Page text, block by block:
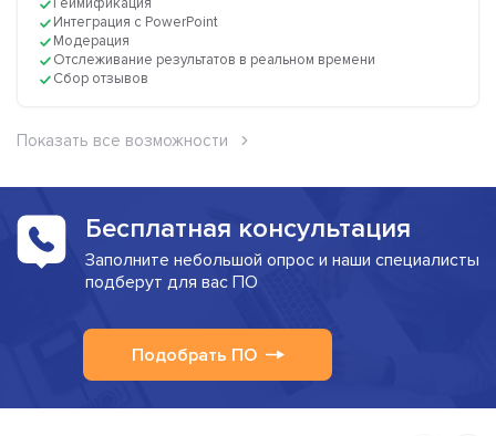
Интеграция с PowerPoint
Модерация
Отслеживание результатов в реальном времени
Сбор отзывов
Показать все возможности
Бесплатная консультация
Заполните небольшой опрос и наши специалисты
подберут для вас ПО
Подобрать ПО